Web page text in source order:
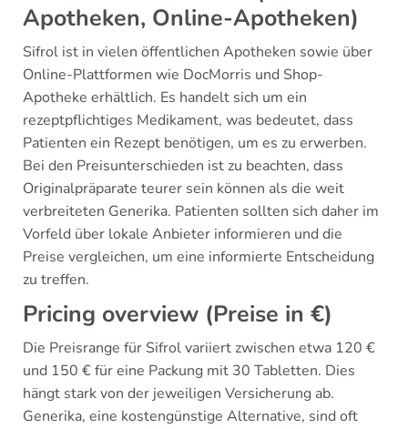
Apotheken, Online-Apotheken)
Sifrol ist in vielen öffentlichen Apotheken sowie über
Online-Plattformen wie DocMorris und Shop-
Apotheke erhältlich. Es handelt sich um ein
rezeptpflichtiges Medikament, was bedeutet, dass
Patienten ein Rezept benötigen, um es zu erwerben.
Bei den Preisunterschieden ist zu beachten, dass
Originalpräparate teurer sein können als die weit
verbreiteten Generika. Patienten sollten sich daher im
Vorfeld über lokale Anbieter informieren und die
Preise vergleichen, um eine informierte Entscheidung
zu treffen.
Pricing overview (Preise in €)
Die Preisrange für Sifrol variiert zwischen etwa 120 €
und 150 € für eine Packung mit 30 Tabletten. Dies
hängt stark von der jeweiligen Versicherung ab.
Generika, eine kostengünstige Alternative, sind oft